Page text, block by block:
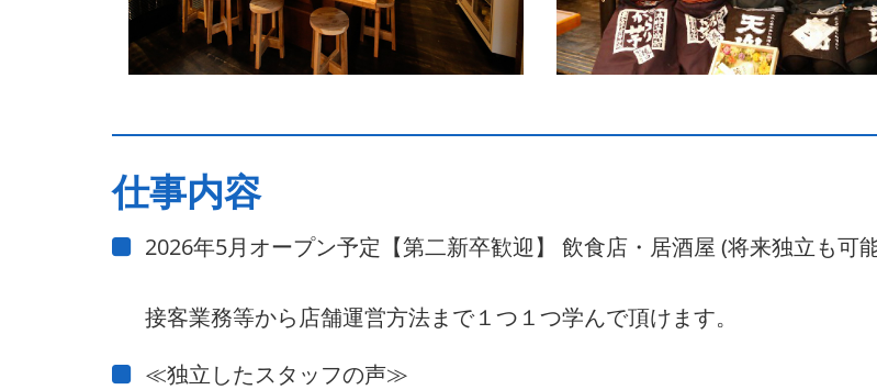
仕事内容
2026年5月オープン予定【第二新卒歓迎】 飲食店・居酒屋 (将来独立も可
接客業務等から店舗運営方法まで１つ１つ学んで頂けます。
≪独立したスタッフの声≫